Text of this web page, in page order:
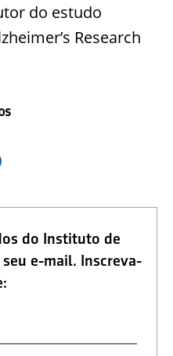
do estudo
Research
do Instituto de
e-mail. Inscreva-